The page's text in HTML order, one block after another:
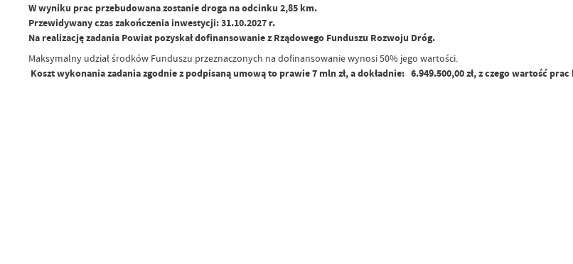
W wyniku prac przebudowana zostanie droga na odcinku 2,85 km.
Przewidywany czas zakończenia inwestycji: 31.10.2027 r.
Na realizację zadania Powiat pozyskał dofinansowanie z Rządowego Funduszu Rozwoju Dróg.
Maksymalny udział środków Funduszu przeznaczonych na dofinansowanie wynosi 50% jego wartości.
Koszt wykonania zadania zgodnie z podpisaną umową to prawie 7 mln zł, a dokładnie: 6.949.500,00 zł, z czego wartość